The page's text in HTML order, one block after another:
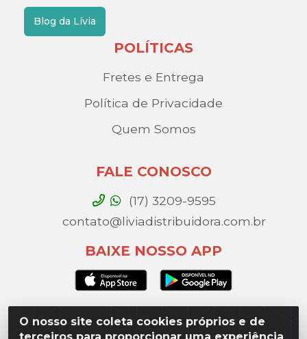
O nosso site coleta cookies próprios e de
Blog da Lívia
POLÍTICAS
Fretes e Entrega
Política de Privacidade
Quem Somos
FALE CONOSCO
(17) 3209-9595
contato@liviadistribuidora.com.br
BAIXE NOSSO APP
Lívia Distribuidora - Av. Percy Gandini, 329 – Vila